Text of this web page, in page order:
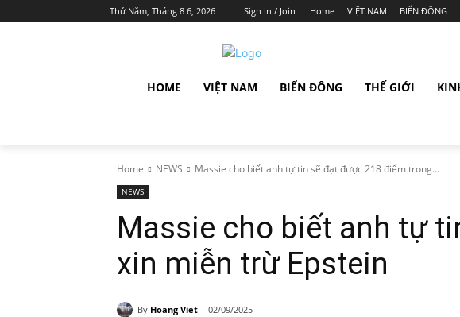
Thứ Năm, Tháng 8 6, 2026 Sign in / Join Home VIỆT NAM BIỂN ĐÔNG
HOME VIỆT NAM BIỂN ĐÔNG THẾ GIỚI
Home NEWS Massie cho biết anh tự tin sẽ đạt được 218 điểm trong...
NEWS
Massie cho biết anh tự
xin miễn trừ Epstein
By Hoang Viet 02/09/2025